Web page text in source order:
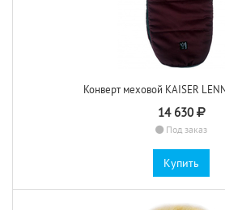
Конверт меховой KAISER
14 630
Под заказ
Купить